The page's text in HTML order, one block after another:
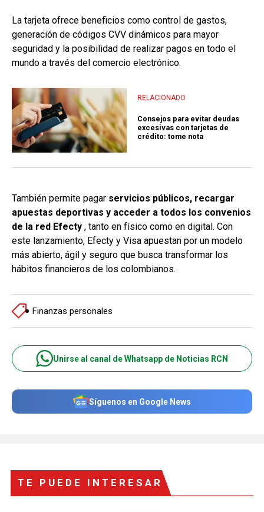
La tarjeta ofrece beneficios como control de gastos,
generación de códigos CVV dinámicos para mayor
seguridad y la posibilidad de realizar pagos en todo el
mundo a través del comercio electrónico.
RELACIONADO
Consejos para evitar deudas
excesivas con tarjetas de
crédito: tome nota
También permite pagar servicios públicos, recargar
apuestas deportivas y acceder a todos los convenios
de la red Efecty , tanto en físico como en digital. Con
este lanzamiento, Efecty y Visa apuestan por un modelo
más abierto, ágil y seguro que busca transformar los
hábitos financieros de los colombianos.
Finanzas personales
Unirse al canal de Whatsapp de Noticias RCN
Síguenos en Google News
TE PUEDE INTERESAR